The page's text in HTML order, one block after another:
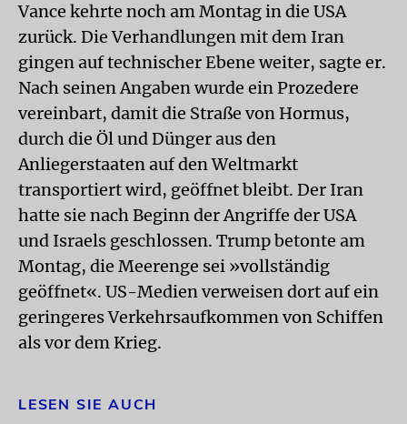
Vance kehrte noch am Montag in die USA
zurück. Die Verhandlungen mit dem Iran
gingen auf technischer Ebene weiter, sagte er.
Nach seinen Angaben wurde ein Prozedere
vereinbart, damit die Straße von Hormus,
durch die Öl und Dünger aus den
Anliegerstaaten auf den Weltmarkt
transportiert wird, geöffnet bleibt. Der Iran
hatte sie nach Beginn der Angriffe der USA
und Israels geschlossen. Trump betonte am
Montag, die Meerenge sei »vollständig
geöffnet«. US-Medien verweisen dort auf ein
geringeres Verkehrsaufkommen von Schiffen
als vor dem Krieg.
LESEN SIE AUCH